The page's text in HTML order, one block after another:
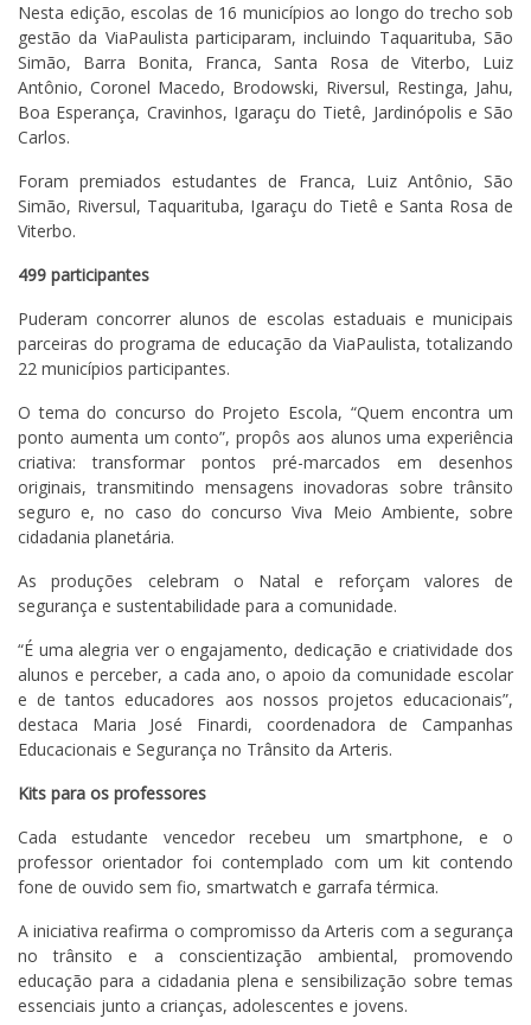
Nesta edição, escolas de 16 municípios ao longo do trecho sob
gestão da ViaPaulista participaram, incluindo Taquarituba, São
Simão, Barra Bonita, Franca, Santa Rosa de Viterbo, Luiz
Antônio, Coronel Macedo, Brodowski, Riversul, Restinga, Jahu,
Boa Esperança, Cravinhos, Igaraçu do Tietê, Jardinópolis e São
Carlos.
Foram premiados estudantes de Franca, Luiz Antônio, São
Simão, Riversul, Taquarituba, Igaraçu do Tietê e Santa Rosa de
Viterbo.
499 participantes
Puderam concorrer alunos de escolas estaduais e municipais
parceiras do programa de educação da ViaPaulista, totalizando
22 municípios participantes.
O tema do concurso do Projeto Escola, “Quem encontra um
ponto aumenta um conto”, propôs aos alunos uma experiência
criativa: transformar pontos pré-marcados em desenhos
originais, transmitindo mensagens inovadoras sobre trânsito
seguro e, no caso do concurso Viva Meio Ambiente, sobre
cidadania planetária.
As produções celebram o Natal e reforçam valores de
segurança e sustentabilidade para a comunidade.
“É uma alegria ver o engajamento, dedicação e criatividade dos
alunos e perceber, a cada ano, o apoio da comunidade escolar
e de tantos educadores aos nossos projetos educacionais”,
destaca Maria José Finardi, coordenadora de Campanhas
Educacionais e Segurança no Trânsito da Arteris.
Kits para os professores
Cada estudante vencedor recebeu um smartphone, e o
professor orientador foi contemplado com um kit contendo
fone de ouvido sem fio, smartwatch e garrafa térmica.
A iniciativa reafirma o compromisso da Arteris com a segurança
no trânsito e a conscientização ambiental, promovendo
educação para a cidadania plena e sensibilização sobre temas
essenciais junto a crianças, adolescentes e jovens.